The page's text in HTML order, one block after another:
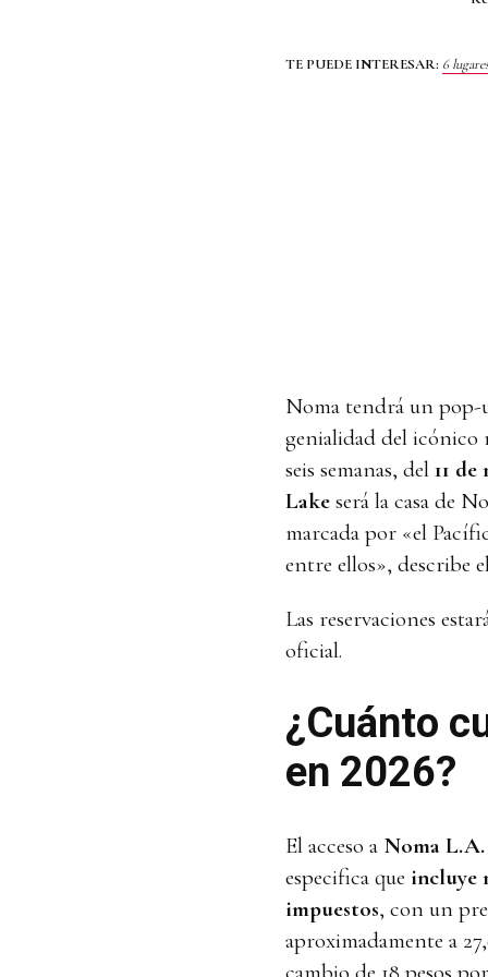
TE PUEDE INTERESAR: 6
Noma tendrá un pop-
genialidad del icónico
seis semanas, del 11
Lake será la casa de
marcada por «el
entre ellos», describe
Las reservaciones
oficial.
¿Cuánto
en 2026?
El acceso a Noma L.A.
especifica que incluye
impuestos, con un
aproximadamente a
cambio de 18 pesos